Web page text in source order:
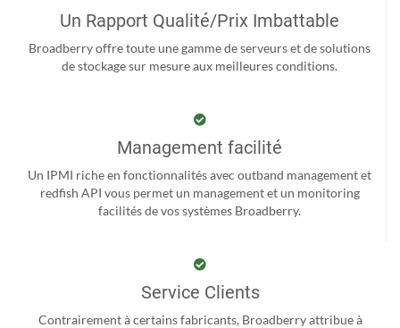
Un Rapport Qualité/Prix Imbattable
Broadberry offre toute une gamme de serveurs et de solutions
de stockage sur mesure aux meilleures conditions.
Management facilité
Un IPMI riche en fonctionnalités avec outband management et
redfish API vous permet un management et un monitoring
facilités de vos systèmes Broadberry.
Service Clients
Contrairement à certains fabricants, Broadberry attribue à